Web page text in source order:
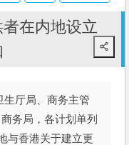
在内地设立
生厅局、商务主管
务局，各计划单列
香港关于建立更